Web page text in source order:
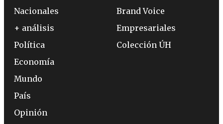
Nacionales
+ análisis
Política
Economía
Mundo
País
Opinión
Brand Voice
Empresariales
Colección ÚH